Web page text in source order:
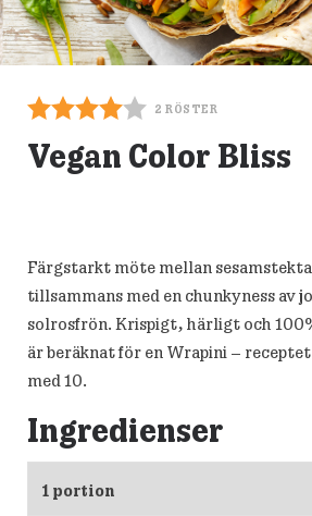
2 RÖSTER
Vegan Color Bliss
Färgstarkt möte mellan
tillsammans med en chunkyness av
solrosfrön. Krispigt, härligt och
är beräknat för en Wrapini –
med 10.
Ingredienser